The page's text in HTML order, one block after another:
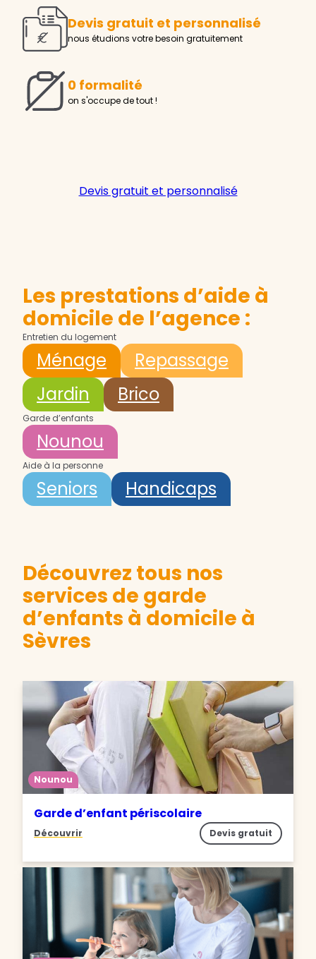
Devis gratuit et personnalisé
nous étudions votre besoin gratuitement
0 formalité
on s'occupe de tout !
Devis gratuit et personnalisé
Les prestations d’aide à
domicile de l’agence :
Entretien du logement
Ménage
Repassage
Jardin
Brico
Garde d’enfants
Nounou
Aide à la personne
Seniors Handicaps
Découvrez tous nos
services de garde
d’enfants à domicile à
Sèvres
Nounou
Garde d’enfant périscolaire
Découvrir Devis gratuit